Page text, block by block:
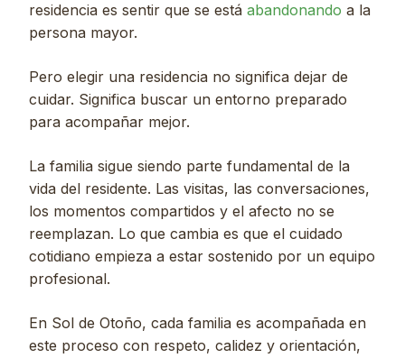
residencia es sentir que se está abandonando a la
persona mayor.
Pero elegir una residencia no significa dejar de
cuidar. Significa buscar un entorno preparado
para acompañar mejor.
La familia sigue siendo parte fundamental de la
vida del residente. Las visitas, las conversaciones,
los momentos compartidos y el afecto no se
reemplazan. Lo que cambia es que el cuidado
cotidiano empieza a estar sostenido por un equipo
profesional.
En Sol de Otoño, cada familia es acompañada en
este proceso con respeto, calidez y orientación,